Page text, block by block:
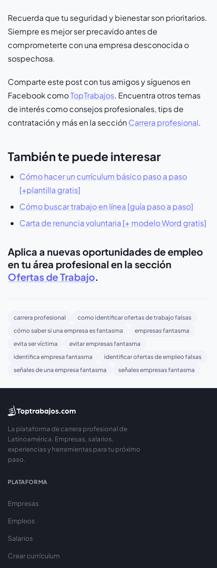
Recuerda que tu seguridad y bienestar son prioritarios.
Siempre es mejor ser precavido antes de
comprometerte con una empresa desconocida o
sospechosa.
Comparte este post con tus amigos y síguenos en
Facebook comoTopTrabajos. Encuentra otros temas
de interés como consejos profesionales, tips de
contratación y más en la secciónCarrera profesional.
También te puede interesar
Cómo hacer un currículum básico paso a paso
[+plantilla gratis]
Cómo buscar trabajo en línea [guía paso a paso]
Carta de renuncia voluntaria [+ modelo Word gratis]
Aplica a nuevas oportunidades de empleo
en tu área profesional en la sección
Ofertas de Trabajo.
carrera profesional
como identificar ofertas de trabajo falsas
cómo saber si una empresa es fantasma
empresas fantasma
evita ser víctima
evitar empresas fantasma
identifica empresa fantasma
identificar ofertas de empleo falsas
señales de una empresa fantasma
señales empresas fantasma
La plataforma de carrera profesional de
Latinoamérica. Empresas, salarios,
experiencias y herramientas para tu próximo
paso.
PLATAFORMA
Empresas
Empleos
Salarios
Crear currículum